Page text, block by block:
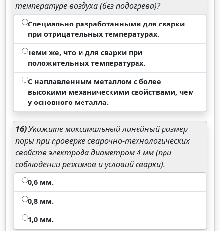
температуре воздуха (без подогрева)?
Специально разработанными для сварки
при отрицательных температурах.
Теми же, что и для сварки при
положительных температурах.
С наплавленным металлом с более
высокими механическими свойствами, чем
у основного металла.
16)Укажите максимальный линейный размер
поры при проверке сварочно-технологических
свойств электрода диаметром 4 мм (при
соблюдении режимов и условий сварки).
0,6 мм.
0,8 мм.
1,0 мм.